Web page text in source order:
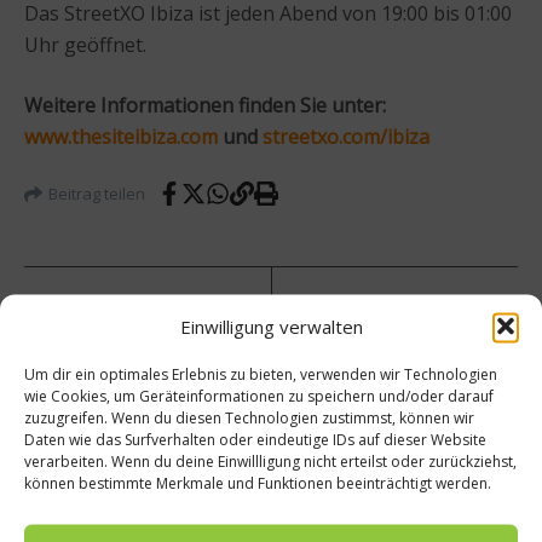
Einwilligung verwalten
Um dir ein optimales Erlebnis zu bieten, verwenden wir Technologien
wie Cookies, um Geräteinformationen zu speichern und/oder darauf
zuzugreifen. Wenn du diesen Technologien zustimmst, können wir
Daten wie das Surfverhalten oder eindeutige IDs auf dieser Website
verarbeiten. Wenn du deine Einwillligung nicht erteilst oder zurückziehst,
können bestimmte Merkmale und Funktionen beeinträchtigt werden.
Das StreetXO Ibiza ist jeden Abend von 19:00 bis 01:00
Uhr geöffnet.
Weitere Informationen finden Sie unter:
www.thesiteibiza.com und streetxo.com/ibiza
Beitrag teilen
Kulina
rische
Weltre
ise –
Food-
Festiva
Vier
Vom
Sparg
elfeld
ins
Sterne
Restau